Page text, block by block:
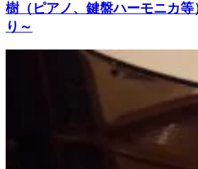
樹（ピアノ、鍵盤ハーモニカ
り～